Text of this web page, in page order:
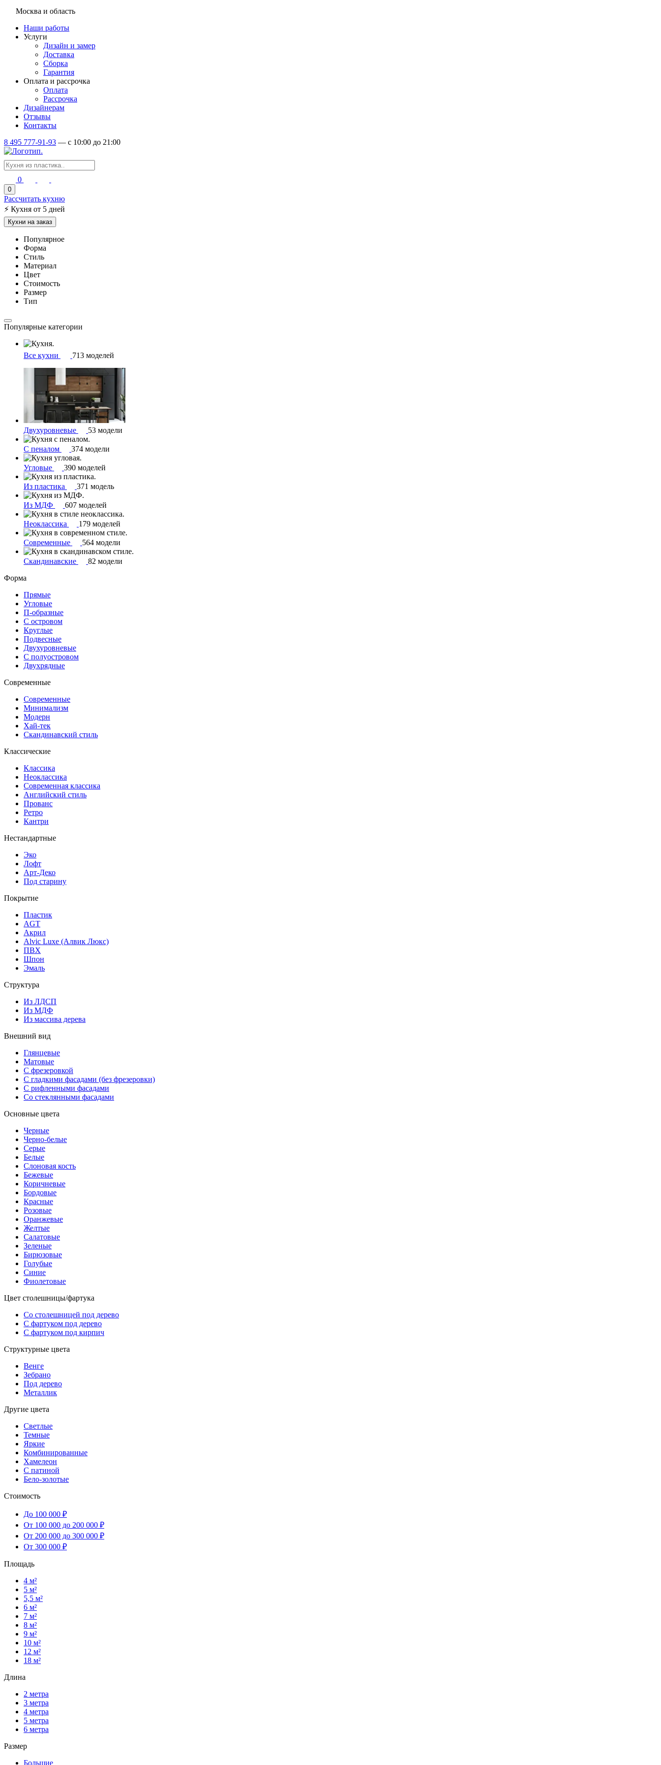
Москва и область
Наши работы
Услуги
Дизайн и замер
Доставка
Сборка
Гарантия
Оплата и рассрочка
Оплата
Рассрочка
Дизайнерам
Отзывы
Контакты
8 495 777-91-93 — c 10:00 до 21:00
0
0
Рассчитать кухню
⚡ Кухня от 5 дней
Кухни на заказ
Популярное
Форма
Стиль
Материал
Цвет
Стоимость
Размер
Тип
Популярные категории
Все кухни 713 моделей
Двухуровневые 53 модели
С пеналом 374 модели
Угловые 390 моделей
Из пластика 371 модель
Из МДФ 607 моделей
Неоклассика 179 моделей
Современные 564 модели
Скандинавские
82 модели
Форма
Прямые
Угловые
П-образные
С островом
Круглые
Подвесные
Двухуровневые
С полуостровом
Двухрядные
Современные
Современные
Минимализм
Модерн
Хай-тек
Скандинавский стиль
Классические
Классика
Неоклассика
Современная классика
Английский стиль
Прованс
Ретро
Кантри
Нестандартные
Эко
Лофт
Арт-Деко
Под старину
Покрытие
Пластик
AGT
Акрил
Alvic Luxe (Алвик Люкс)
ПВХ
Шпон
Эмаль
Структура
Из ЛДСП
Из МДФ
Из массива дерева
Внешний вид
Глянцевые
Матовые
С фрезеровкой
С гладкими фасадами (без фрезеровки)
С рифленными фасадами
Со стеклянными фасадами
Основные цвета
Черные
Черно-белые
Серые
Белые
Слоновая кость
Бежевые
Коричневые
Бордовые
Красные
Розовые
Оранжевые
Желтые
Салатовые
Зеленые
Бирюзовые
Голубые
Синие
Фиолетовые
Цвет столешницы/фартука
Со столешницей под дерево
С фартуком под дерево
С фартуком под кирпич
Структурные цвета
Венге
Зебрано
Под дерево
Металлик
Другие цвета
Светлые
Темные
Яркие
Комбинированные
Хамелеон
С патиной
Бело-золотые
Стоимость
До 100 000 ₽
От 100 000 до 200 000 ₽
От 200 000 до 300 000 ₽
От 300 000 ₽
Площадь
4 м²
5 м²
5,5 м²
6 м²
7 м²
8 м²
9 м²
10 м²
12 м²
18 м²
Длина
2 метра
3 метра
4 метра
5 метра
6 метра
Размер
Большие